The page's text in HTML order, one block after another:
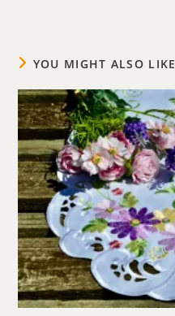
YOU MIGHT ALSO LIKE